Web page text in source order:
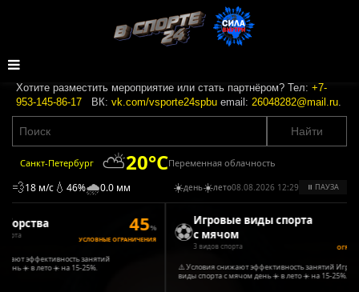
Хотите разместить мероприятие или стать партнёром? Тел: +7-
953-145-86-17 ВК: vk.com/vsporte24spbu email: 26048282@mail.ru.
Санкт-Петербург ⛅20°CПеременная облачность
💨18 м/с 💧 46%🌧️0.0 мм ☀️день☀️лето08.08.2026 12:29 ⏸ ПАУЗА
45%
УСЛОВНЫЕ ОГРАНИЧЕНИЯ
эффективность занятий
☀️ в лето ☀️ на 15-25%.
⚽Игровые виды спорта
с мячом
3 видов спорта
⚠️ Условия снижают эффективность занятий Игровые
виды спорта с мячом день ☀️ в лето ☀️ на 15-25%.